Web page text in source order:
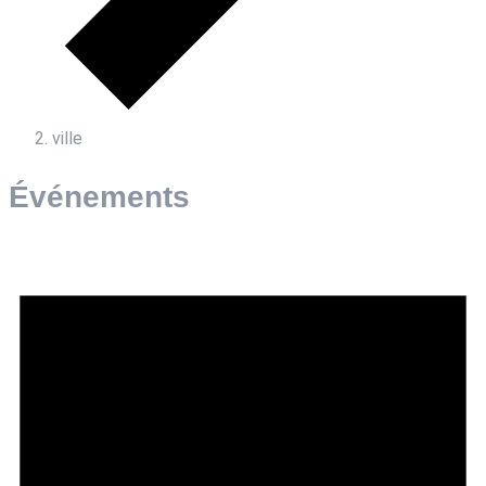
ville
Événements